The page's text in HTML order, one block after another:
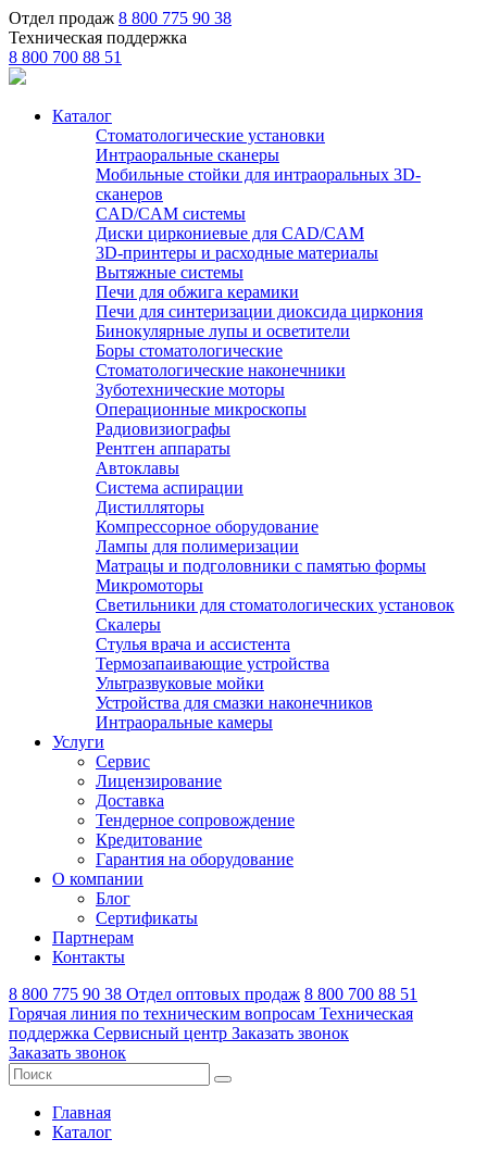
Отдел продаж 8 800 775 90 38
Техническая поддержка
8 800 700 88 51
Каталог
Стоматологические установки
Интраоральные сканеры
Мобильные стойки для интраоральных 3D-
сканеров
CAD/CAM системы
Диски циркониевые для CAD/CAM
3D-принтеры и расходные материалы
Вытяжные системы
Печи для обжига керамики
Печи для синтеризации диоксида циркония
Бинокулярные лупы и осветители
Боры стоматологические
Стоматологические наконечники
Зуботехнические моторы
Операционные микроскопы
Радиовизиографы
Рентген аппараты
Автоклавы
Система аспирации
Дистилляторы
Компрессорное оборудование
Лампы для полимеризации
Матрацы и подголовники с памятью формы
Микромоторы
Светильники для стоматологических установок
Скалеры
Стулья врача и ассистента
Термозапаивающие устройства
Ультразвуковые мойки
Устройства для смазки наконечников
Интраоральные камеры
Услуги
Сервис
Лицензирование
Доставка
Тендерное сопровождение
Кредитование
Гарантия на оборудование
О компании
Блог
Сертификаты
Партнерам
Контакты
8 800 775 90 38 Отдел оптовых продаж 8 800 700 88 51
Горячая линия по техническим вопросам Техническая
поддержка Сервисный центр Заказать звонок
Заказать звонок
Главная
Каталог